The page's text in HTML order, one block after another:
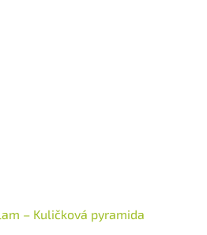
– Kuličková pyramida